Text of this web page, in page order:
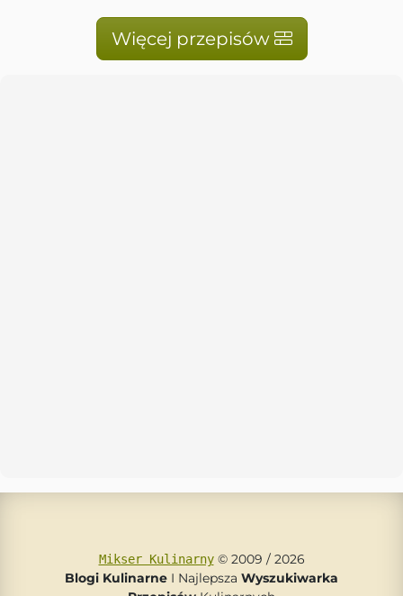
Więcej przepisów
Mikser Kulinarny© 2009 / 2026
Blogi Kulinarne I Najlepsza Wyszukiwarka